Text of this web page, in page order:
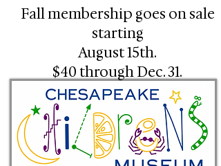
Fall membership goes on sale
starting
August 15th.
$40 through Dec. 31.